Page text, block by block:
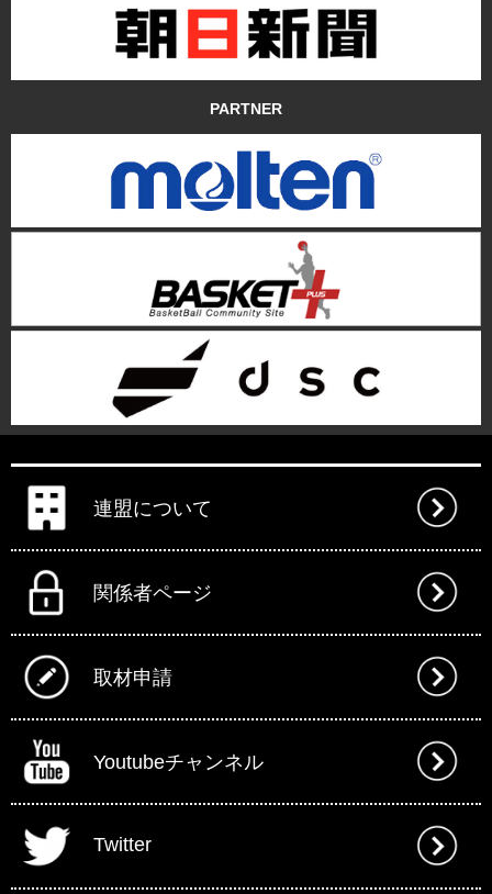
PARTNER
連盟について
関係者ページ
取材申請
Youtubeチャンネル
Twitter